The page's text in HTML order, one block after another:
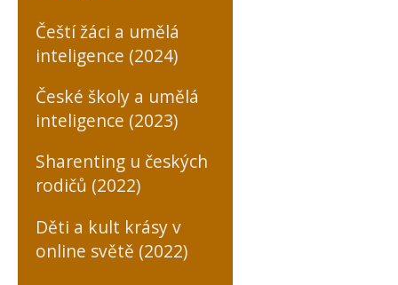
Čeští žáci a umělá
inteligence (2024)
České školy a umělá
inteligence (2023)
Sharenting u českých
rodičů (2022)
Děti a kult krásy v
online světě (2022)